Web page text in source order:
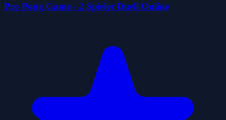
Pro Pong Game - 2 Spieler Duell Online